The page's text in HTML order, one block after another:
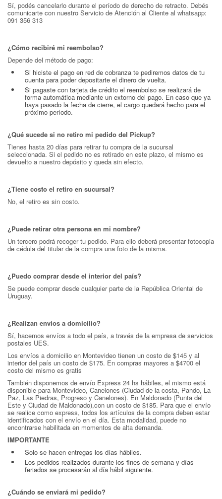
Sí, podés cancelarlo durante el período de derecho de retracto. Debés
comunicarte con nuestro Servicio de Atención al Cliente al whatsapp:
091 356 313
¿Cómo recibiré mi reembolso?
Depende del método de pago:
Si hiciste el pago en red de cobranza te pediremos datos de tu
cuenta para poder depositarte el dinero de vuelta.
Si pagaste con tarjeta de crédito el reembolso se realizará de
forma automática mediante un extorno del pago. En caso que ya
haya pasado la fecha de cierre, el cargo quedará hecho para el
próximo período.
¿Qué sucede si no retiro mi pedido del Pickup?
Tienes hasta 20 días para retirar tu compra de la sucursal
seleccionada. Si el pedido no es retirado en este plazo, el mismo es
devuelto a nuestro depósito y queda sin efecto.
¿Tiene costo el retiro en sucursal?
No, el retiro es sin costo.
¿Puede retirar otra persona en mi nombre?
Un tercero podrá recoger tu pedido. Para ello deberá presentar fotocopia
de cédula del titular de la compra una foto de la misma.
¿Puedo comprar desde el interior del país?
Se puede comprar desde cualquier parte de la República Oriental de
Uruguay.
¿Realizan envíos a domicilio?
Sí, hacemos envíos a todo el país, a través de la empresa de servicios
postales UES.
Los envíos a domicilio en Montevideo tienen un costo de $145 y al
interior del país un costo de $175. En compras mayores a $4700 el
costo del mismo es gratis
También disponemos de envío Express 24 hs hábiles, el mismo está
disponible para Montevideo, Canelones (Ciudad de la costa, Pando, La
Paz, Las Piedras, Progreso y Canelones). En Maldonado (Punta del
Este y Ciudad de Maldonado),con un costo de $185. Para que el envío
se realice como express, todos los artículos de la compra deben estar
identificados con el envío en el día. Esta modalidad, puede no
encontrarse habilitada en momentos de alta demanda.
IMPORTANTE
Solo se hacen entregas los días hábiles.
Los pedidos realizados durante los fines de semana y días
feriados se procesarán al día hábil siguiente.
¿Cuándo se enviará mi pedido?